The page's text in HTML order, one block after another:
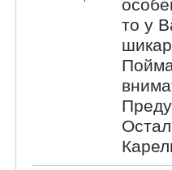
то у